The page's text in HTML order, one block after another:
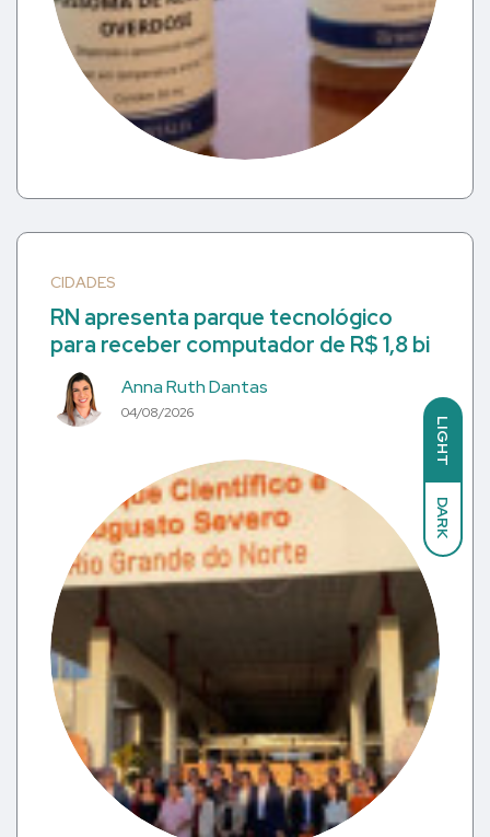
LIGHT
DARK
CIDADES
RN apresenta parque tecnológico
para receber computador de R$ 1,8 bi
Anna Ruth Dantas
04/08/2026